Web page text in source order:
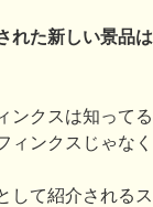
れた新しい景品
ンクスは知ってる
ィンクスじゃな
して紹介される